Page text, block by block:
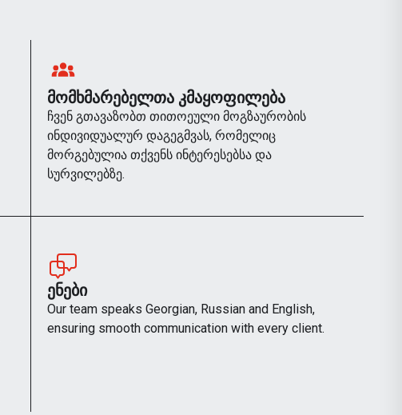
ᲛᲝᲛᲮᲛᲐᲠᲔᲑᲔᲚᲗᲐ ᲙᲛᲐᲧᲝᲤᲘᲚᲔᲑᲐ
ჩვენ გთავაზობთ თითოეული მოგზაურობის
ინდივიდუალურ დაგეგმვას, რომელიც
მორგებულია თქვენს ინტერესებსა და
სურვილებზე.
ᲔᲜᲔᲑᲘ
Our team speaks Georgian, Russian and English,
ensuring smooth communication with every client.